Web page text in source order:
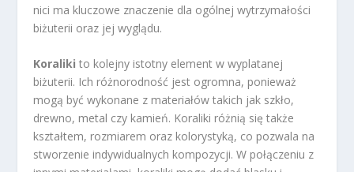
nici ma kluczowe znaczenie dla ogólnej wytrzymałości
biżuterii oraz jej wyglądu.
Koraliki to kolejny istotny element w wyplatanej
biżuterii. Ich różnorodność jest ogromna, ponieważ
mogą być wykonane z materiałów takich jak szkło,
drewno, metal czy kamień. Koraliki różnią się także
kształtem, rozmiarem oraz kolorystyką, co pozwala na
stworzenie indywidualnych kompozycji. W połączeniu z